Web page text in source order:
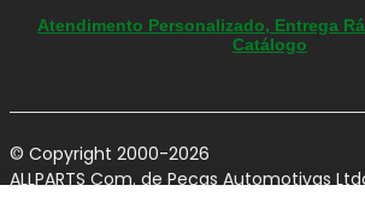
Atendimento Personalizado, Entrega
Catálogo
© Copyright 2000-2026
ALLPARTS Com. de Peças Automotivas